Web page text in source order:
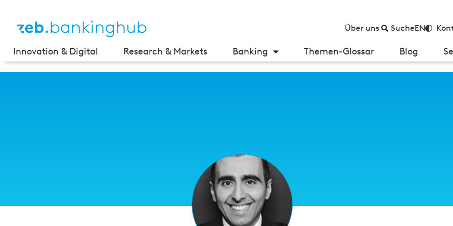
Über uns SucheEN
Innovation & Digital Research & Markets Banking Themen-Glossar Blog